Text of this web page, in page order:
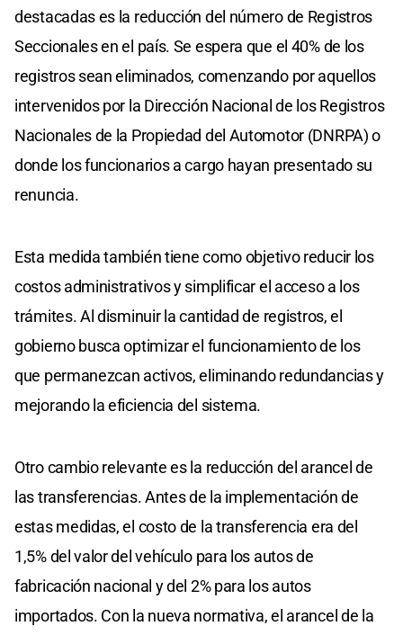
destacadas es la reducción del número de Registros
Seccionales en el país. Se espera que el 40% de los
registros sean eliminados, comenzando por aquellos
intervenidos por la Dirección Nacional de los Registros
Nacionales de la Propiedad del Automotor (DNRPA) o
donde los funcionarios a cargo hayan presentado su
renuncia.
Esta medida también tiene como objetivo reducir los
costos administrativos y simplificar el acceso a los
trámites. Al disminuir la cantidad de registros, el
gobierno busca optimizar el funcionamiento de los
que permanezcan activos, eliminando redundancias y
mejorando la eficiencia del sistema.
Otro cambio relevante es la reducción del arancel de
las transferencias. Antes de la implementación de
estas medidas, el costo de la transferencia era del
1,5% del valor del vehículo para los autos de
fabricación nacional y del 2% para los autos
importados. Con la nueva normativa, el arancel de la